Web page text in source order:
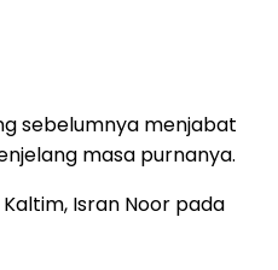
sebelumnya menjabat
masa purnanya.
Isran Noor pada